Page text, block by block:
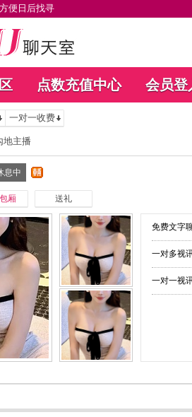
方便日后找寻
点数充值中心 会员登
一对一收费
地主播
息中
厢 送礼
免费文字
一对多视
一对一视